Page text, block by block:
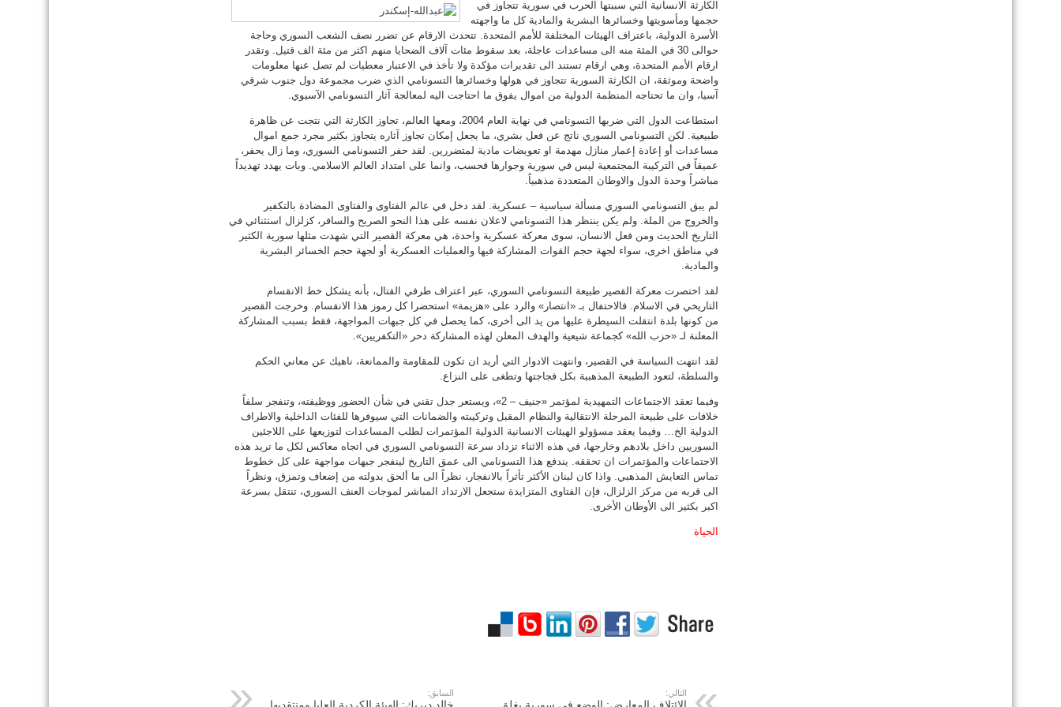
الكارثة الانسانية التي سببتها الحرب في سورية تتجاوز في
حجمها ومأسويتها وخسائرها البشرية والمادية كل ما واجهته
الأسرة الدولية، باعتراف الهيئات المختلفة للأمم المتحدة. تتحدث الارقام عن تضرر نصف الشعب السوري وحاجة
حوالى 30 في المئة منه الى مساعدات عاجلة، بعد سقوط مئات آلاف الضحايا منهم اكثر من مئة الف قتيل. وتقدر
ارقام الأمم المتحدة، وهي ارقام تستند الى تقديرات مؤكدة ولا تأخذ في الاعتبار معطيات لم تصل عنها معلومات
واضحة وموثقة، ان الكارثة السورية تتجاوز في هولها وخسائرها التسونامي الذي ضرب مجموعة دول جنوب شرقي
آسيا، وان ما تحتاجه المنظمة الدولية من اموال يفوق ما احتاجت اليه لمعالجة آثار التسونامي الآسيوي.
استطاعت الدول التي ضربها التسونامي في نهاية العام 2004، ومعها العالم، تجاوز الكارثة التي نتجت عن ظاهرة
طبيعية. لكن التسونامي السوري ناتج عن فعل بشري، ما يجعل إمكان تجاوز آثاره يتجاوز بكثير مجرد جمع اموال
مساعدات أو إعادة إعمار منازل مهدمة او تعويضات مادية لمتضررين. لقد حفر التسونامي السوري، وما زال يحفر،
عميقاً في التركيبة المجتمعية ليس في سورية وجوارها فحسب، وانما على امتداد العالم الاسلامي. وبات يهدد تهديداً
مباشراً وحدة الدول والاوطان المتعددة مذهبياً.
لم يبق التسونامي السوري مسألة سياسية – عسكرية. لقد دخل في عالم الفتاوى والفتاوى المضادة بالتكفير
والخروج من الملة. ولم يكن ينتظر هذا التسونامي لاعلان نفسه على هذا النحو الصريح والسافر، كزلزال استثنائي في
التاريخ الحديث ومن فعل الانسان، سوى معركة عسكرية واحدة، هي معركة القصير التي شهدت مثلها سورية الكثير
في مناطق اخرى، سواء لجهة حجم القوات المشاركة فيها والعمليات العسكرية أو لجهة حجم الخسائر البشرية
والمادية.
لقد اختصرت معركة القصير طبيعة التسونامي السوري، عبر اعتراف طرفي القتال، بأنه يشكل خط الانقسام
التاريخي في الاسلام. فالاحتفال بـ «انتصار» والرد على «هزيمة» استحضرا كل رموز هذا الانقسام. وخرجت القصير
من كونها بلدة انتقلت السيطرة عليها من يد الى أخرى، كما يحصل في كل جبهات المواجهة، فقط بسبب المشاركة
المعلنة لـ «حزب الله» كجماعة شيعية والهدف المعلن لهذه المشاركة دحر «التكفريين».
لقد انتهت السياسة في القصير، وانتهت الادوار التي أريد ان تكون للمقاومة والممانعة، ناهيك عن معاني الحكم
والسلطة، لتعود الطبيعة المذهبية بكل فجاجتها وتطغى على النزاع.
وفيما تعقد الاجتماعات التمهيدية لمؤتمر «جنيف – 2»، ويستعر جدل تقني في شأن الحضور ووظيفته، وتنفجر سلفاً
خلافات على طبيعة المرحلة الانتقالية والنظام المقبل وتركيبته والضمانات التي سيوفرها للفئات الداخلية والاطراف
الدولية الخ… وفيما يعقد مسؤولو الهيئات الانسانية الدولية المؤتمرات لطلب المساعدات لتوزيعها على اللاجئين
السوريين داخل بلادهم وخارجها، في هذه الاثناء تزداد سرعة التسونامي السوري في اتجاه معاكس لكل ما تريد هذه
الاجتماعات والمؤتمرات ان تحققه. يندفع هذا التسونامي الى عمق التاريخ لينفجر جبهات مواجهة على كل خطوط
تماس التعايش المذهبي. واذا كان لبنان الأكثر تأثراً بالانفجار، نظراً الى ما ألحق بدولته من إضعاف وتمزق، ونظراً
الى قربه من مركز الزلزال، فإن الفتاوى المتزايدة ستجعل الارتداد المباشر لموجات العنف السوري، تنتقل بسرعة
اكبر بكثير الى الأوطان الأخرى.
الحياة
السابق: التالي: